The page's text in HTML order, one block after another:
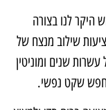
היקר לנו בצורה
שילוב מנצח של
שנים ומוניטין
שקט נפשי.